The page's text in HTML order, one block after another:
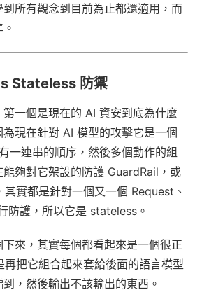
所有觀念到目前為止都還適用，而
Stateless 防禦
一個是現在的 AI 資安到底為什麼
現在針對 AI 模型的攻擊它是一個
一連串的順序，然後多個動作的組
夠對它架設的防護 GuardRail，或
實都是針對一個又一個 Request、
防護，所以它是 stateless。
來，其實每個都看起來是一個很正
把它組合起來套給後面的語言模型
，然後輸出不該輸出的東西。